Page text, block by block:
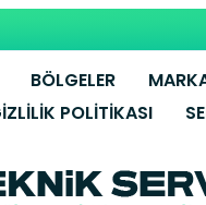
BÖLGELER
POLITIKASI